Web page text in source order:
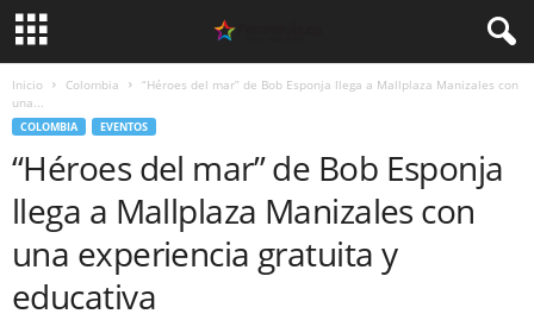
Inicio Colombia
“Héroes del mar” de Bob Esponja llega a Mallplaza Manizales con
una...
COLOMBIA EVENTOS
“Héroes del mar” de Bob Esponja
llega a Mallplaza Manizales con
una experiencia gratuita y
educativa